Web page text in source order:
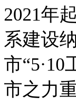
2021年
系建设
市
市之力